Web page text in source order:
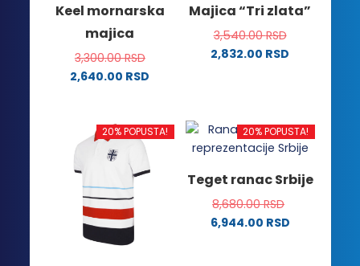
stranici
proizvoda.
stranici
proizvoda.
Keel mornarska
majica
3,300.00RSD
2,640.00 RSD
ima
više
varijanti.
Opcije
mogu
biti
izabrane
Majica “Tri zlata”
3,540.00RSD
2,832.00 RSD
više
varijanti.
mogu
biti
izabrane
20% POPUSTA! 20% POPUSTA!
Teget ranac Srbije
8,680.00RSD
6,944.00 RSD